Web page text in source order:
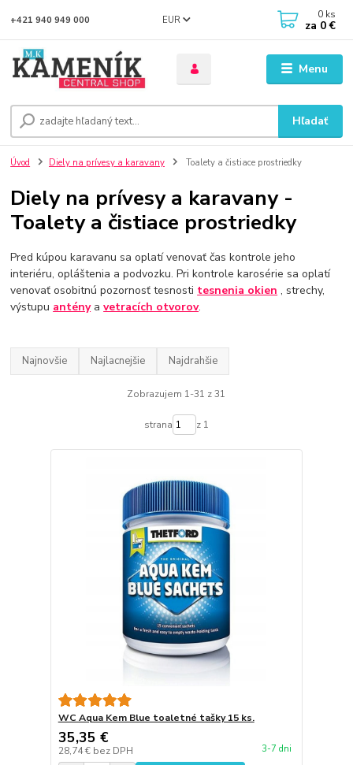
Menu
EUR
Hľadať
+421 940 949 000 0 ks
za 0 €
Úvod Diely na prívesy a karavany Toalety a čistiace prostriedky
Diely na prívesy a karavany -
Toalety a čistiace prostriedky
Pred kúpou karavanu sa oplatí venovať čas kontrole jeho
interiéru, opláštenia a podvozku. Pri kontrole karosérie sa oplatí
venovať osobitnú pozornosť tesnosti tesnenia okien , strechy,
výstupu antényavetracích otvorov.
Najnovšie Najlacnejšie Najdrahšie
Zobrazujem 1-31 z 31
strana z 1
WC Aqua Kem Blue toaletné tašky 15 ks.
35,35 €
28,74 € bez DPH 3-7 dni